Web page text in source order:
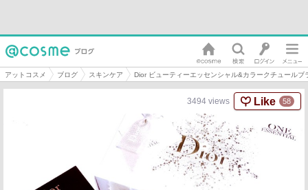
アットコスメ ブログ スキンケア Dior ビューティーエッセンシャル&カラークチュールブ
3494 views Like 58